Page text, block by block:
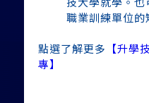
職業訓練單位的
點選了解更多 【升學
專】